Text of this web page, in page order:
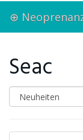
Skip
⊕
Seac